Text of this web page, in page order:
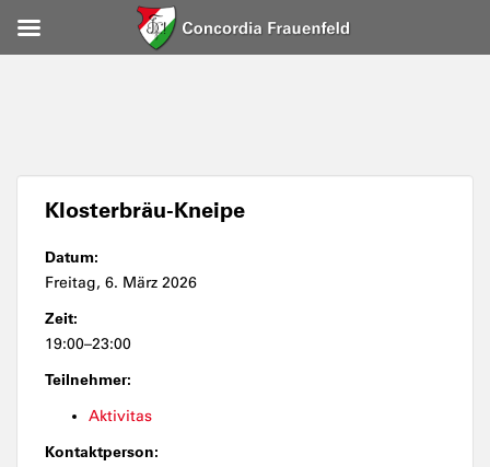
Klosterbräu-Kneipe
Datum:
Freitag, 6. März 2026
Zeit:
19:00–23:00
Teilnehmer:
Aktivitas
Kontaktperson: